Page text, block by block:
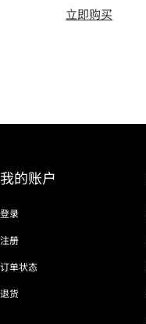
立即购买
我的账户
登录
注册
订单状态
退货